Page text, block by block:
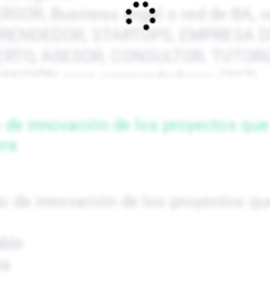
de innovación de los proyectos que